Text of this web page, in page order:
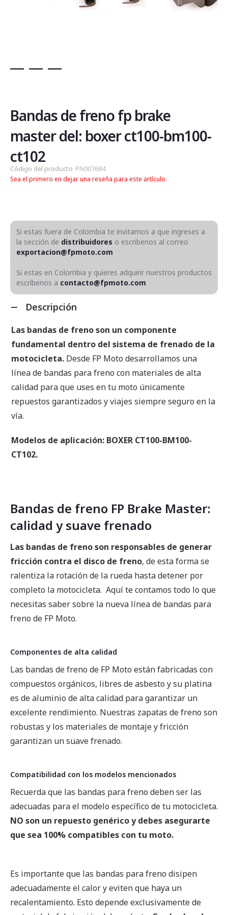
de
la
de
imágenes
Bandas de freno fp brake
master del: boxer ct100-bm100-
ct102
Código del producto PN007684
Sea el primero en dejar una reseña para este artículo
Si estas fuera de Colombia te invitamos a que ingreses a
la sección de distribuidores o escribenos al correo
exportacion@fpmoto.com
Si estas en Colombia y quieres adquirir nuestros productos
escríbenos a contacto@fpmoto.com
Descripción
Las bandas de freno son un componente
fundamental dentro del sistema de frenado de la
motocicleta. Desde FP Moto desarrollamos una
línea de bandas para freno con materiales de alta
calidad para que uses en tu moto únicamente
repuestos garantizados y viajes siempre seguro en la
vía.
Modelos de aplicación: BOXER CT100-BM100-
CT102.
Bandas de freno FP Brake Master:
calidad y suave frenado
Las bandas de freno son responsables de generar
fricción contra el disco de freno, de esta forma se
ralentiza la rotación de la rueda hasta detener por
completo la motocicleta. Aquí te contamos todo lo que
necesitas saber sobre la nueva línea de bandas para
freno de FP Moto.
Componentes de alta calidad
Las bandas de freno de FP Moto están fabricadas con
compuestos orgánicos, libres de asbesto y su platina
es de aluminio de alta calidad para garantizar un
excelente rendimiento. Nuestras zapatas de freno son
robustas y los materiales de montaje y fricción
garantizan un suave frenado.
Compatibilidad con los modelos mencionados
Recuerda que las bandas para freno deben ser las
adecuadas para el modelo específico de tu motocicleta.
NO son un repuesto genérico y debes asegurarte
que sea 100% compatibles con tu moto.
Es importante que las bandas para freno disipen
adecuadamente el calor y eviten que haya un
recalentamiento. Esto depende exclusivamente de